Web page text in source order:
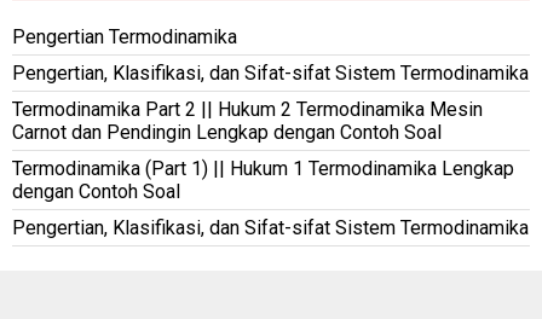
Pengertian Termodinamika
Pengertian, Klasifikasi, dan Sifat-sifat Sistem Termodinamika
Termodinamika Part 2 || Hukum 2 Termodinamika Mesin
Carnot dan Pendingin Lengkap dengan Contoh Soal
Termodinamika (Part 1) || Hukum 1 Termodinamika Lengkap
dengan Contoh Soal
Pengertian, Klasifikasi, dan Sifat-sifat Sistem Termodinamika